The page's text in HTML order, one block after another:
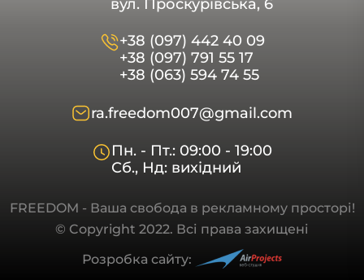
вул. Проскурівська, 6
+38 (097) 442 40 09
+38 (097) 791 55 17
+38 (063) 594 74 55
ra.freedom007@gmail.com
Пн. - Пт.: 09:00 - 19:00
Сб., Нд: вихідний
FREEDOM - Ваша свобода в рекламному просторі!
© Copyright 2022. Всі права захищені
Розробка сайту: